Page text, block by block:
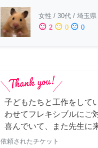
女性 / 30代 / 埼玉県
sentiment_satisfied 2 sentiment_neutral 0 sentiment_dissatisfied 0
子どもたちと工作をして
わせてフレキシブルにご
喜んでいて、また先生に
依頼されたチケット